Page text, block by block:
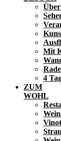
Mit
4
ZUM
WOHL